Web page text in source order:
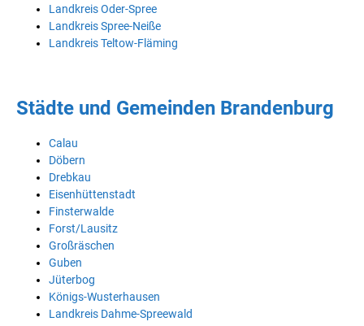
Landkreis Oder-Spree
Landkreis Spree-Neiße
Landkreis Teltow-Fläming
Städte und Gemeinden Brandenburg
Calau
Döbern
Drebkau
Eisenhüttenstadt
Finsterwalde
Forst/Lausitz
Großräschen
Guben
Jüterbog
Königs-Wusterhausen
Landkreis Dahme-Spreewald